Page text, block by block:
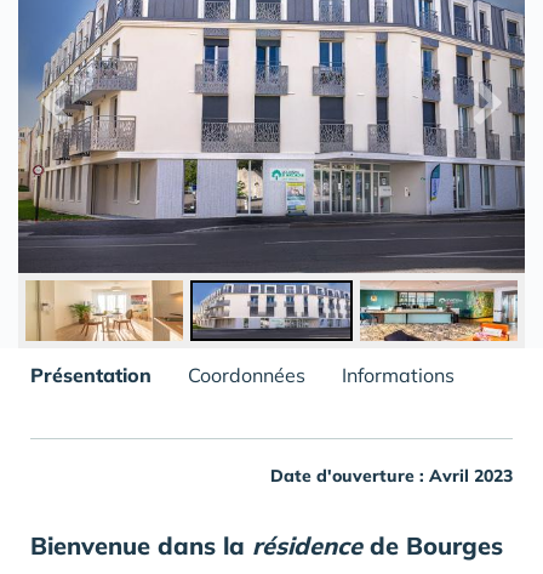
Présentation Coordonnées Informations
Date d'ouverture : Avril 2023
Bienvenue dans la résidence de Bourges